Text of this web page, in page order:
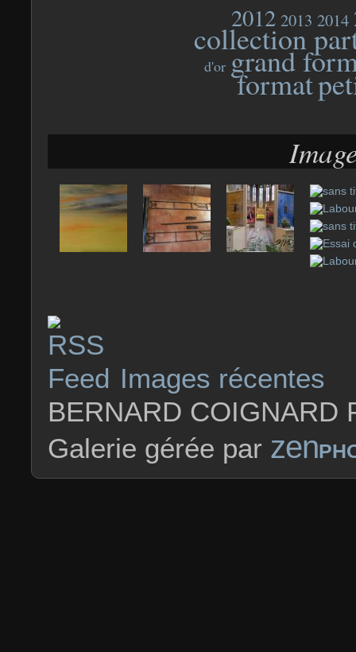
2012 2013 2014
collection
d'or grand
format
Images récentes
BERNARD COIGNARD
Galerie gérée par zen